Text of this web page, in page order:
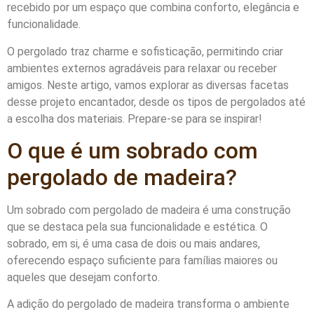
recebido por um espaço que combina conforto, elegância e
funcionalidade.
O pergolado traz charme e sofisticação, permitindo criar
ambientes externos agradáveis para relaxar ou receber
amigos. Neste artigo, vamos explorar as diversas facetas
desse projeto encantador, desde os tipos de pergolados até
a escolha dos materiais. Prepare-se para se inspirar!
O que é um sobrado com
pergolado de madeira?
Um sobrado com pergolado de madeira é uma construção
que se destaca pela sua funcionalidade e estética. O
sobrado, em si, é uma casa de dois ou mais andares,
oferecendo espaço suficiente para famílias maiores ou
aqueles que desejam conforto.
A adição do pergolado de madeira transforma o ambiente